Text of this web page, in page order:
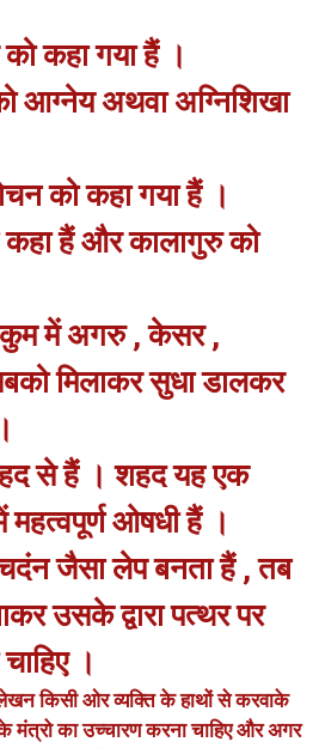
कहा गया हैं ।
आग्नेय अथवा अग्निशिखा
को कहा गया हैं ।
हैं और कालागुरु को
में अगरु , केसर ,
मिलाकर सुधा डालकर
से हैं । शहद यह एक
महत्वपूर्ण ओषधी हैं ।
जैसा लेप बनता हैं , तब
उसके द्वारा पत्थर पर
।
किसी ओर व्यक्ति के हाथों से करवाके
के मंत्रो का उच्चारण करना चाहिए और अगर